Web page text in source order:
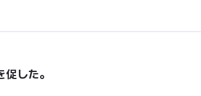
した。